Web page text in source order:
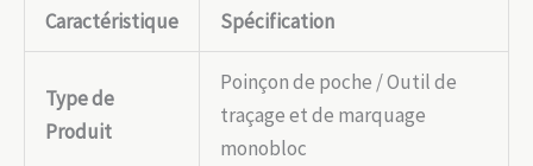
Caractéristique Spécification
Type de
Produit
Poinçon de poche / Outil de
traçage et de marquage
monobloc